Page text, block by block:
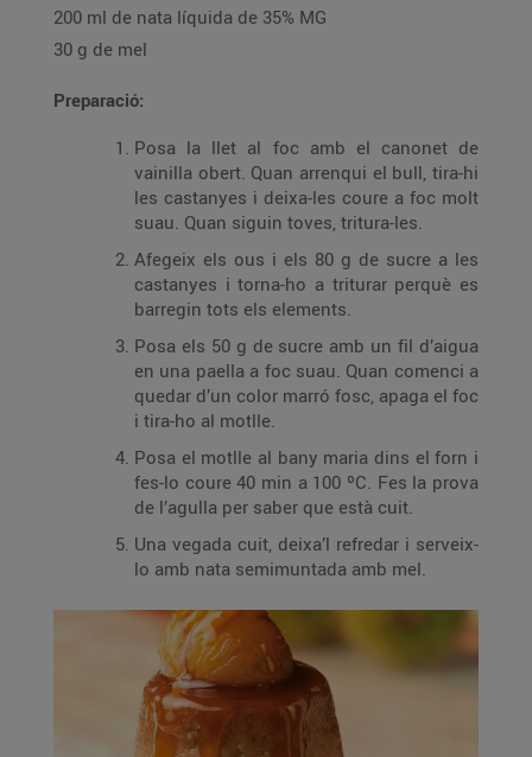
200 ml de nata líquida de 35% MG
30 g de mel
Preparació:
Posa la llet al foc amb el canonet de
vainilla obert. Quan arrenqui el bull, tira-hi
les castanyes i deixa-les coure a foc molt
suau. Quan siguin toves, tritura-les.
Afegeix els ous i els 80 g de sucre a les
castanyes i torna-ho a triturar perquè es
barregin tots els elements.
Posa els 50 g de sucre amb un fil d’aigua
en una paella a foc suau. Quan comenci a
quedar d’un color marró fosc, apaga el foc
i tira-ho al motlle.
Posa el motlle al bany maria dins el forn i
fes-lo coure 40 min a 100 ºC. Fes la prova
de l’agulla per saber que està cuit.
Una vegada cuit, deixa’l refredar i serveix-
lo amb nata semimuntada amb mel.